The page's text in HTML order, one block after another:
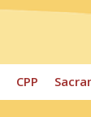
CPP